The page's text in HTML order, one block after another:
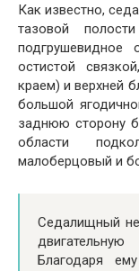
Как известно,
тазовой
подгрушевидное
остистой
краем) и верхней
большой
заднюю сторону
области
малоберцовый и
Седалищный
Благодаря